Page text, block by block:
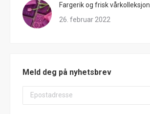
Fargerik og frisk vårkolleksjon
26. februar 2022
Meld deg på nyhetsbrev